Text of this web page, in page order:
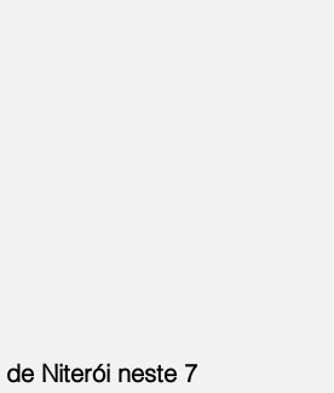
Niterói neste 7